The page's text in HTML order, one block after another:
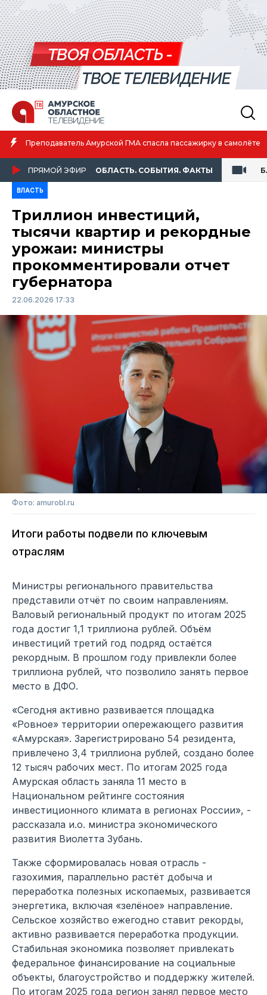
Преподаватель Амурской ГМА спасла пассажирку в самолёте
ПРЯМОЙ ЭФИР ОБЛАСТЬ. СОБЫТИЯ. ФАКТЫ
ВЛАСТЬ
Триллион инвестиций,
тысячи квартир и рекордные
урожаи: министры
прокомментировали отчет
губернатора
22.06.2026 17:33
Фото: amurobl.ru
Итоги работы подвели по ключевым
отраслям
Министры регионального правительства
представили отчёт по своим направлениям.
Валовый региональный продукт по итогам 2025
года достиг 1,1 триллиона рублей. Объём
инвестиций третий год подряд остаётся
рекордным. В прошлом году привлекли более
триллиона рублей, что позволило занять первое
место в ДФО.
«Сегодня активно развивается площадка
«Ровное» территории опережающего развития
«Амурская». Зарегистрировано 54 резидента,
привлечено 3,4 триллиона рублей, создано более
12 тысяч рабочих мест. По итогам 2025 года
Амурская область заняла 11 место в
Национальном рейтинге состояния
инвестиционного климата в регионах России», -
рассказала и.о. министра экономического
развития Виолетта Зубань.
Также сформировалась новая отрасль -
газохимия, параллельно растёт добыча и
переработка полезных ископаемых, развивается
энергетика, включая «зелёное» направление.
Сельское хозяйство ежегодно ставит рекорды,
активно развивается переработка продукции.
Стабильная экономика позволяет привлекать
федеральное финансирование на социальные
объекты, благоустройство и поддержку жителей.
По итогам 2025 года регион занял первое место